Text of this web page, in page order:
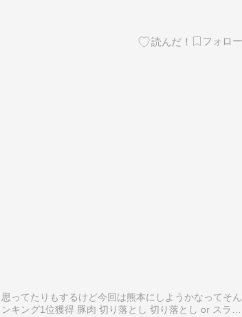
ってたりもするけど今回は熊本にしようかなってそん
キング1位獲得 豚肉 切り落とし 切り落とし or スライ